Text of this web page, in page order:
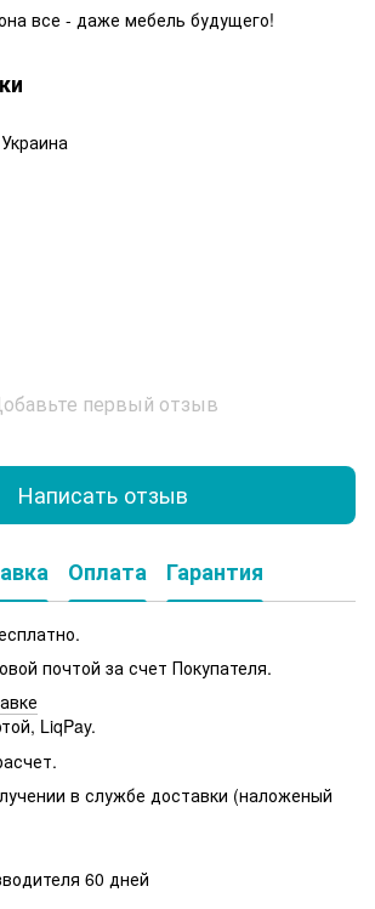
все - даже мебель будущего!
Украина
первый отзыв
Написать отзыв
Оплата Гарантия
почтой за счет Покупателя.
LiqPay.
в службе доставки (наложеный
60 дней